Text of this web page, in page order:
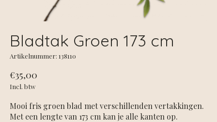
Bladtak Groen 173 cm
Artikelnummer: 138110
€35,00
Incl. btw
Mooi fris groen blad met verschillenden vertakkingen.
Met een lengte van 173 cm kan je alle kanten op.